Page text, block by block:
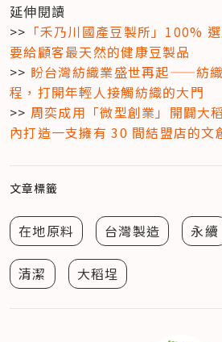
延伸閱讀
>> 「禾乃川國產豆製所」100%
要給顧客最天然的健康豆製品
>> 盼台灣紡織業盛世再起——紡
程，打開年輕人接觸紡織的大門
>> 周奕成用「微型創業」開闢大
內打造一支擁有 30 間結盟店的文
文章標籤
在地原料 台灣製造 永續
清潔 大稻埕